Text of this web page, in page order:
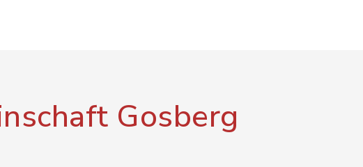
Gosberg